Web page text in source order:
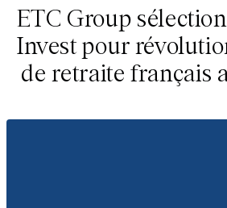
ETC Group
Invest pour
de retraite français